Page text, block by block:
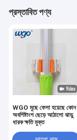
প্রস্তাবিত পণ্য
WGO মুছে ফেলা হয়েছে কোন
অবশিষ্টাংশ ছেড়ে আঠালো ঝাড়ু
ধারক ক্ষতি মুক্ত